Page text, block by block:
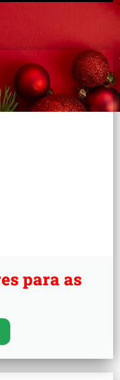
para as